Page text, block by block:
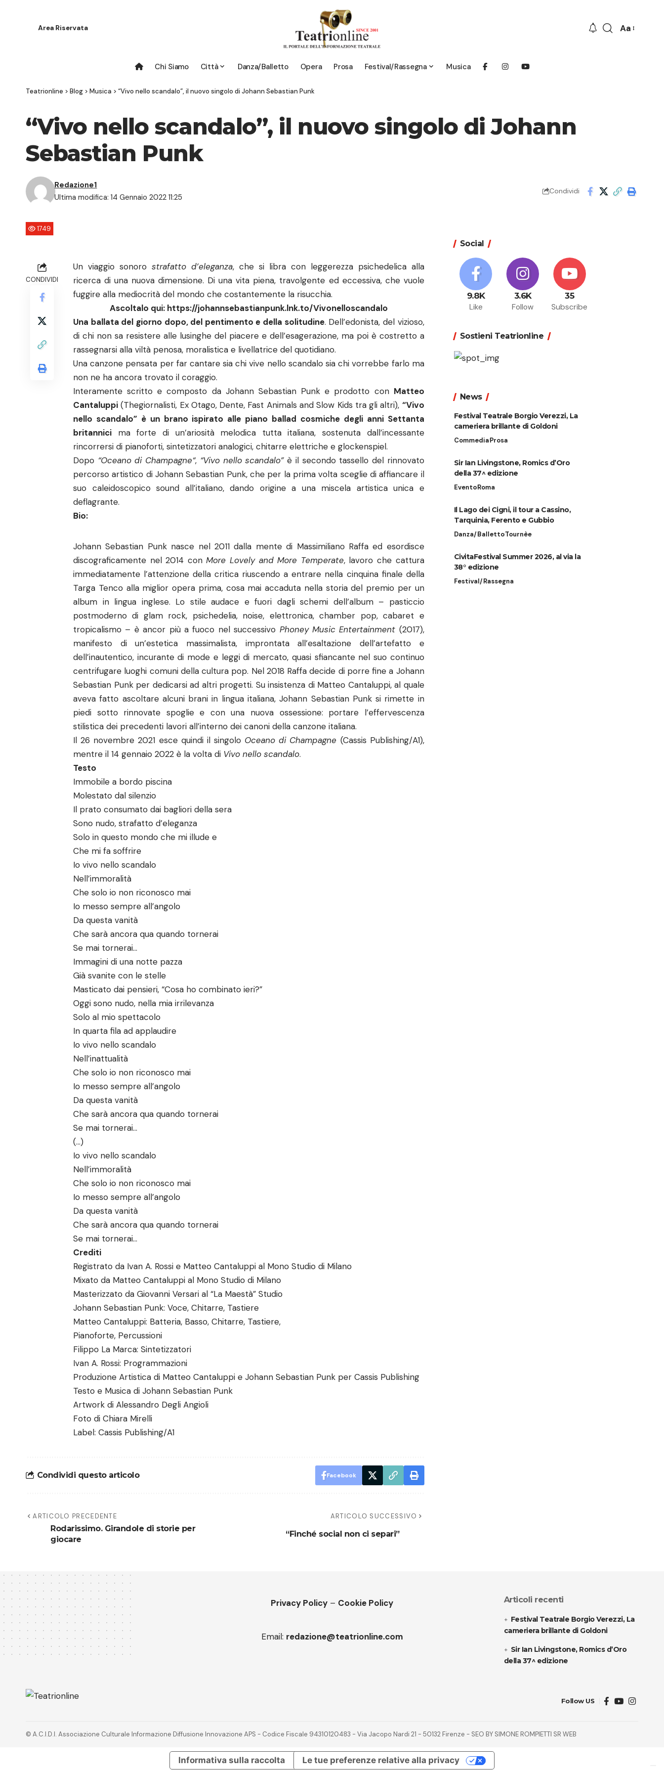
Area Riservata
Font
Aa
Chi Siamo Città Danza/Balletto Opera Prosa Festival/Rassegna Musica
Teatrionline > Blog > Musica > “Vivo nello scandalo”, il nuovo singolo di Johann Sebastian Punk
“Vivo nello scandalo”, il nuovo singolo di Johann
Sebastian Punk
Ultima modifica: 14 Gennaio 2022 11:25
Redazione1
Condividi
1749
CONDIVIDI
Un viaggio sonoro strafatto d’eleganza, che si libra con leggerezza psichedelica alla
ricerca di una nuova dimensione. Di una vita piena, travolgente ed eccessiva, che vuole
fuggire alla mediocrità del mondo che costantemente la risucchia.
Ascoltalo qui: https://johannsebastianpunk.lnk.to/Vivonelloscandalo
Una ballata del giorno dopo, del pentimento e della solitudine. Dell’edonista, del vizioso,
di chi non sa resistere alle lusinghe del piacere e dell’esagerazione, ma poi è costretto a
rassegnarsi alla viltà penosa, moralistica e livellatrice del quotidiano.
Una canzone pensata per far cantare sia chi vive nello scandalo sia chi vorrebbe farlo ma
non ne ha ancora trovato il coraggio.
Interamente scritto e composto da Johann Sebastian Punk e prodotto con Matteo
Cantaluppi (Thegiornalisti, Ex Otago, Dente, Fast Animals and Slow Kids tra gli altri), “Vivo
nello scandalo” è un brano ispirato alle piano ballad cosmiche degli anni Settanta
britannici ma forte di un’ariosità melodica tutta italiana, sostenuta dall’incessante
rincorrersi di pianoforti, sintetizzatori analogici, chitarre elettriche e glockenspiel.
Dopo “Oceano di Champagne“, “Vivo nello scandalo”è il secondo tassello del rinnovato
percorso artistico di Johann Sebastian Punk, che per la prima volta sceglie di affiancare il
suo caleidoscopico sound all’italiano, dando origine a una miscela artistica unica e
deflagrante.
Bio:
Johann Sebastian Punk nasce nel 2011 dalla mente di Massimiliano Raffa ed esordisce
discograficamente nel 2014 conMore Lovely and More Temperate, lavoro che cattura
immediatamente l’attenzione della critica riuscendo a entrare nella cinquina finale della
Targa Tenco alla miglior opera prima, cosa mai accaduta nella storia del premio per un
album in lingua inglese. Lo stile audace e fuori dagli schemi dell’album – pasticcio
postmoderno di glam rock, psichedelia, noise, elettronica, chamber pop, cabaret e
tropicalismo – è ancor più a fuoco nel successivo Phoney Music Entertainment (2017),
manifesto di un’estetica massimalista, improntata all’esaltazione dell’artefatto e
dell’inautentico, incurante di mode e leggi di mercato, quasi sfiancante nel suo continuo
centrifugare luoghi comuni della cultura pop. Nel 2018 Raffa decide di porre fine a Johann
Sebastian Punk per dedicarsi ad altri progetti. Su insistenza di Matteo Cantaluppi, al quale
aveva fatto ascoltare alcuni brani in lingua italiana, Johann Sebastian Punk si rimette in
piedi sotto rinnovate spoglie e con una nuova ossessione: portare l’effervescenza
stilistica dei precedenti lavori all’interno dei canoni della canzone italiana.
Il 26 novembre 2021 esce quindi il singolo Oceano di Champagne (Cassis Publishing/A1),
mentre il 14 gennaio 2022 è la volta di Vivo nello scandalo.
Testo
Immobile a bordo piscina
Molestato dal silenzio
Il prato consumato dai bagliori della sera
Sono nudo, strafatto d’eleganza
Solo in questo mondo che mi illude e
Che mi fa soffrire
Io vivo nello scandalo
Nell’immoralità
Che solo io non riconosco mai
Io messo sempre all’angolo
Da questa vanità
Che sarà ancora qua quando tornerai
Se mai tornerai…
Immagini di una notte pazza
Già svanite con le stelle
Masticato dai pensieri, “Cosa ho combinato ieri?”
Oggi sono nudo, nella mia irrilevanza
Solo al mio spettacolo
In quarta fila ad applaudire
Io vivo nello scandalo
Nell’inattualità
Che solo io non riconosco mai
Io messo sempre all’angolo
Da questa vanità
Che sarà ancora qua quando tornerai
Se mai tornerai…
(…)
Io vivo nello scandalo
Nell’immoralità
Che solo io non riconosco mai
Io messo sempre all’angolo
Da questa vanità
Che sarà ancora qua quando tornerai
Se mai tornerai…
Crediti
Registrato da Ivan A. Rossi e Matteo Cantaluppi al Mono Studio di Milano
Mixato da Matteo Cantaluppi al Mono Studio di Milano
Masterizzato da Giovanni Versari al “La Maestà” Studio
Johann Sebastian Punk: Voce, Chitarre, Tastiere
Matteo Cantaluppi: Batteria, Basso, Chitarre, Tastiere,
Pianoforte, Percussioni
Filippo La Marca: Sintetizzatori
Ivan A. Rossi: Programmazioni
Produzione Artistica di Matteo Cantaluppi e Johann Sebastian Punk per Cassis Publishing
Testo e Musica di Johann Sebastian Punk
Artwork di Alessandro Degli Angioli
Foto di Chiara Mirelli
Label: Cassis Publishing/A1
Condividi questo articolo Facebook
ARTICOLO PRECEDENTE
Rodarissimo. Girandole di storie per
giocare
ARTICOLO SUCCESSIVO
“Finché social non ci separi”
Social
9.8K
Like
3.6K
Follow
35
Subscribe
Sostieni Teatrionline
News
Festival Teatrale Borgio Verezzi, La
cameriera brillante di Goldoni
CommediaProsa
Sir Ian Livingstone, Romics d’Oro
della 37^ edizione
EventoRoma
Il Lago dei Cigni, il tour a Cassino,
Tarquinia, Ferento e Gubbio
Danza/BallettoTournèe
CivitaFestival Summer 2026, al via la
38° edizione
Festival/Rassegna
Privacy Policy – Cookie Policy
Email: redazione@teatrionline.com
Articoli recenti
Festival Teatrale Borgio Verezzi, La
cameriera brillante di Goldoni
Sir Ian Livingstone, Romics d’Oro
della 37^ edizione
Follow US
© A.C.I.D.I. Associazione Culturale Informazione Diffusione Innovazione APS - Codice Fiscale 94310120483 - Via Jacopo Nardi 21 - 50132 Firenze - SEO BY SIMONE ROMPIETTI SR WEB
Informativa sulla raccolta Le tue preferenze relative alla privacy